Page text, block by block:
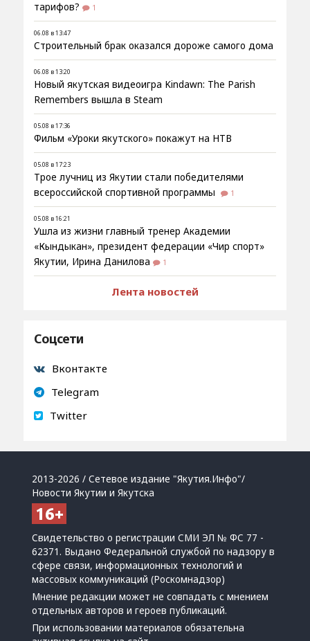
тарифов?
1
06.08 в 13:47
Строительный брак оказался дороже самого дома
06.08 в 13:20
Новый якутская видеоигра Kindawn: The Parish
Remembers вышла в Steam
05.08 в 17:36
Фильм «Уроки якутского» покажут на НТВ
05.08 в 17:23
Трое лучниц из Якутии стали победителями
всероссийской спортивной программы
1
05.08 в 16:21
Ушла из жизни главный тренер Академии
«Кындыкан», президент федерации «Чир спорт»
Якутии, Ирина Данилова
1
Лента новостей
Соцсети
Вконтакте
Telegram
Twitter
2013-2026 / Сетевое издание "Якутия.Инфо"/
Новости Якутии и Якутска
Свидетельство о регистрации СМИ ЭЛ № ФС 77 -
62371. Выдано Федеральной службой по надзору в
сфере связи, информационных технологий и
массовых коммуникаций (Роскомнадзор)
Мнение редакции может не совпадать с мнением
отдельных авторов и героев публикаций.
При использовании материалов обязательна